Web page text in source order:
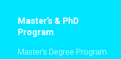
Master’s & PhD
Program
Master’s Degree Program